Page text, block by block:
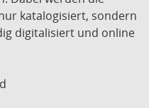
katalogisiert, sondern
digitalisiert und online